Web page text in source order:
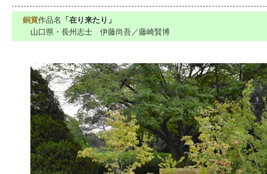
銅賞作品名 「在り来たり」
山口県・長州志士 伊藤尚吾／藤崎賢博